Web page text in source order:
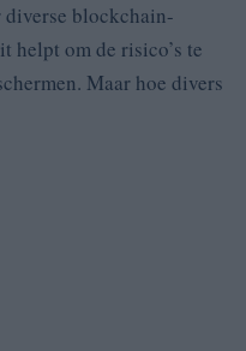
blockchain-
helpt om de risico’s te
Maar hoe divers